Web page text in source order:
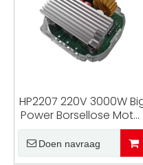
HP2207 220V 3000W
Power Borsellose Motor
Aandrywer Borsellose
Motor Geen Haller
Sensor Bestuurder
Doen navraag